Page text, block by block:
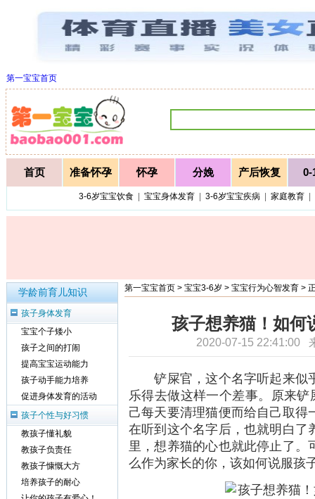
第一宝宝首页
首页 准备怀孕 怀孕 分娩 产后恢复 0-
3-6岁宝宝饮食 宝宝身体发育 3-6岁宝宝疾病 家庭教育
第一宝宝首页 > 宝宝3-6岁 > 宝宝行为心智发育 >
孩子想养猫！如何
2020-07-15 22:41:00
铲屎官，这个名字听起来似
乐得去做这样一个差事。原来铲
己每天要清理猫便而给自己取得
在听到这个名字后，也就明白了
里，想养猫的心也就此停止了
么作为家长的你，该如何说服孩
学龄前育儿知识
孩子身体发育
宝宝个子矮小
孩子之间的打闹
提高宝宝运动能力
孩子动手能力培养
促进身体发育的活动
孩子个性与好习惯
教孩子懂礼貌
教孩子负责任
教孩子慷慨大方
培养孩子的耐心